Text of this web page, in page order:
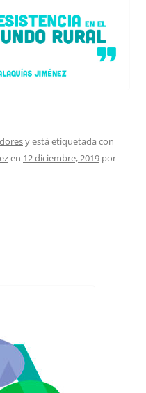
y está etiquetada con
en 12 diciembre, 2019 por